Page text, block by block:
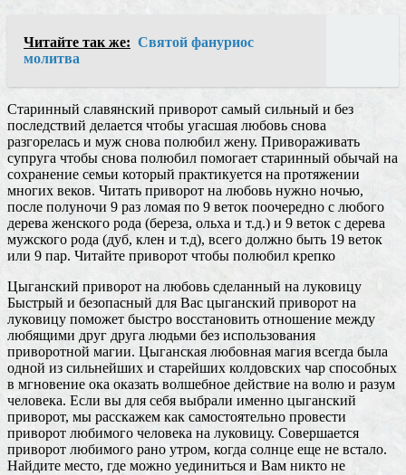
Читайте так же: Святой фануриос
молитва
Старинный славянский приворот самый сильный и без
последствий делается чтобы угасшая любовь снова
разгорелась и муж снова полюбил жену. Привораживать
супруга чтобы снова полюбил помогает старинный обычай на
сохранение семьи который практикуется на протяжении
многих веков. Читать приворот на любовь нужно ночью,
после полуночи 9 раз ломая по 9 веток поочередно с любого
дерева женского рода (береза, ольха и т.д.) и 9 веток с дерева
мужского рода (дуб, клен и т.д), всего должно быть 19 веток
или 9 пар. Читайте приворот чтобы полюбил крепко
Цыганский приворот на любовь сделанный на луковицу
Быстрый и безопасный для Вас цыганский приворот на
луковицу поможет быстро восстановить отношение между
любящими друг друга людьми без использования
приворотной магии. Цыганская любовная магия всегда была
одной из сильнейших и старейших колдовских чар способных
в мгновение ока оказать волшебное действие на волю и разум
человека. Если вы для себя выбрали именно цыганский
приворот, мы расскажем как самостоятельно провести
приворот любимого человека на луковицу. Совершается
приворот любимого рано утром, когда солнце еще не встало.
Найдите место, где можно уединиться и Вам никто не